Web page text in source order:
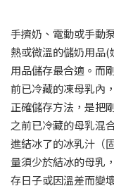
手擠奶、電動或手動
熱或微溫的儲奶用品
用品儲存最合適。而
前已冷藏的凍母乳內
正確儲存方法，是把
之前已冷藏的母乳混
進結冰了的冰乳汁（
量須少於結冰的母乳
存日子或因溫差而變